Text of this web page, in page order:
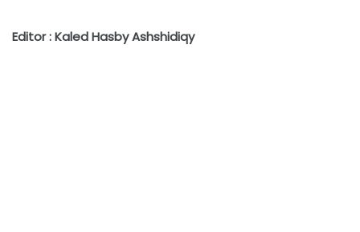
Editor : Kaled Hasby Ashshidiqy